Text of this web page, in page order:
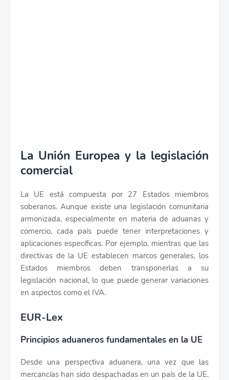
La Unión Europea y la legislación
comercial
La UE está compuesta por 27 Estados miembros
soberanos. Aunque existe una legislación comunitaria
armonizada, especialmente en materia de aduanas y
comercio, cada país puede tener interpretaciones y
aplicaciones específicas. Por ejemplo, mientras que las
directivas de la UE establecen marcos generales, los
Estados miembros deben transponerlas a su
legislación nacional, lo que puede generar variaciones
en aspectos como el IVA.
EUR-Lex
Principios aduaneros fundamentales en la UE
Desde una perspectiva aduanera, una vez que las
mercancías han sido despachadas en un país de la UE,